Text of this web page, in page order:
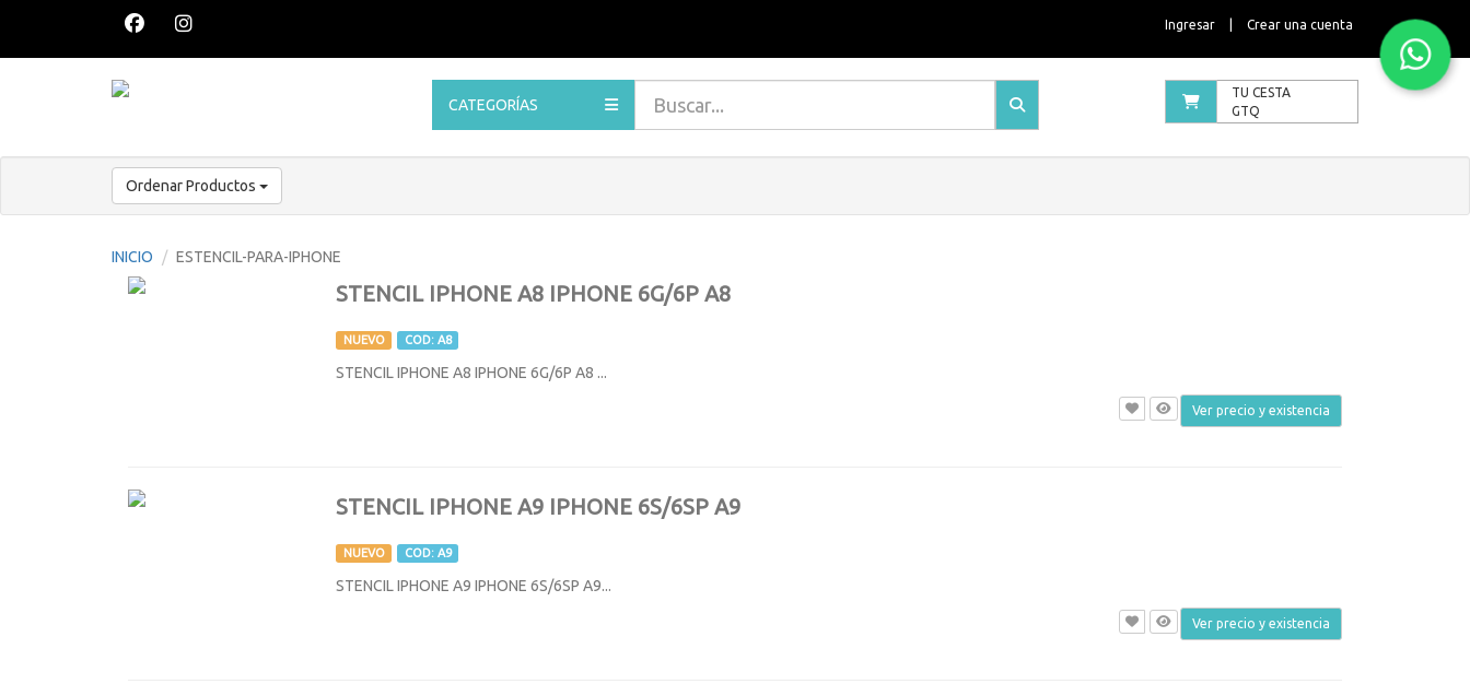
Ingresar Crear una cuenta
CATEGORÍAS
TU CESTA
GTQ
Ordenar Productos
INICIO ESTENCIL-PARA-IPHONE
STENCIL IPHONE A8 IPHONE 6G/6P A8
NUEVO COD: A8
STENCIL IPHONE A8 IPHONE 6G/6P A8 ...
Ver precio y existencia
STENCIL IPHONE A9 IPHONE 6S/6SP A9
NUEVO COD: A9
STENCIL IPHONE A9 IPHONE 6S/6SP A9...
Ver precio y existencia